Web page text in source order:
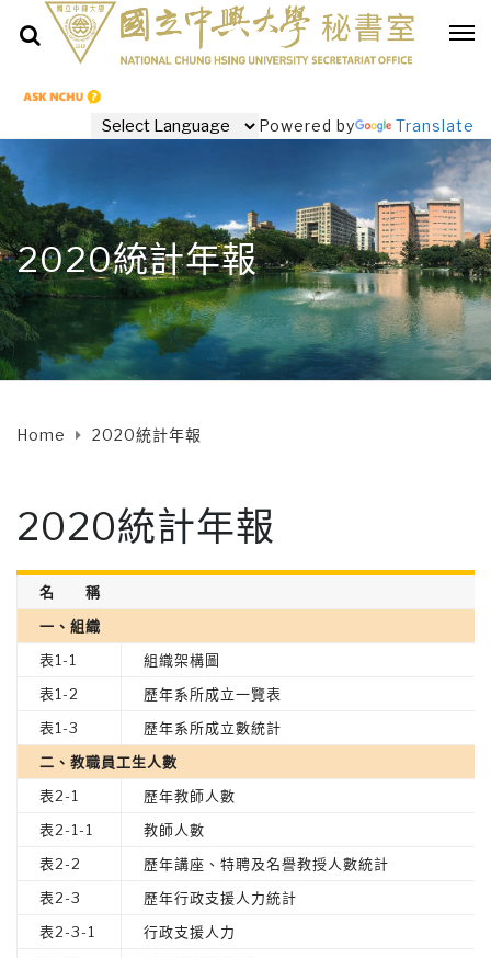
Powered by Translate
2020統計年報
Home 2020統計年報
2020統計年報
名 稱
一、組織
表1-1
組織架構圖
表1-2
歷年系所成立一覽表
表1-3
歷年系所成立數統計
二、教職員工生人數
表2-1
歷年教師人數
表2-1-1
教師人數
表2-2
歷年講座、特聘及名譽教授人數統計
表2-3
歷年行政支援人力統計
表2-3-1
行政支援人力